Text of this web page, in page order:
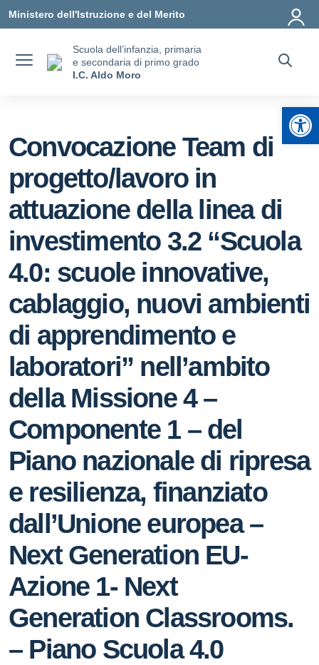
Ministero dell'Istruzione e del Merito
Scuola dell’infanzia, primaria
e secondaria di primo grado
I.C. Aldo Moro
Convocazione Team di
progetto/lavoro in
attuazione della linea di
investimento 3.2 “Scuola
4.0: scuole innovative,
cablaggio, nuovi ambienti
di apprendimento e
laboratori” nell’ambito
della Missione 4 –
Componente 1 – del
Piano nazionale di ripresa
e resilienza, finanziato
dall’Unione europea –
Next Generation EU-
Azione 1- Next
Generation Classrooms.
– Piano Scuola 4.0